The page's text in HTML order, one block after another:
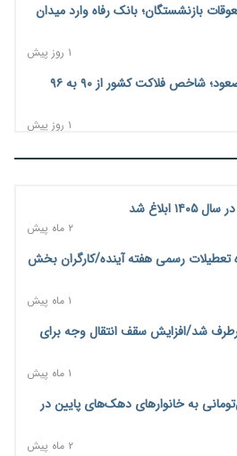
۸۰ همت معوقات بازنشستگان؛ بانک رفاه وارد میدان
۱ روز پیش
فشار اقتصادی در مسیر صعود؛ شاخص فلاکت کشور از ۹۰ به ۹۶
۱ روز پیش
بازار خرید اعتباری؛ فین‌تک‌ها وارد میدان
برای دانشجویان تحصیلات تکمیلی
۱ روز پیش
بانکی؛ افزایش سپرده قانونی با هدف
۱ روز پیش
ترمز تولید خودرو کشیده شد؛ افت ۲۵ درصدی تیراژ ایران‌خودرو،
۱ روز پیش
ابلاغ شد
۲ ماه پیش
تعطیلات رسمی هفته آینده/کارگران بخش
۱ ماه پیش
۴ بانک برطرف شد/افزایش سقف انتقال وجه برای
۱ ماه پیش
۳۰ میلیون‌تومانی به خانوارهای دهک‌های پایین در
۲ ماه پیش